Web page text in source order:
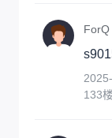
ForQ
133楼